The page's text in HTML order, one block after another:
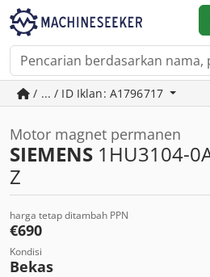
/ ... / ID Iklan: A1796717
Motor magnet permanen
SIEMENS 1HU3104-
Z
harga tetap ditambah PPN
€690
Kondisi
Bekas